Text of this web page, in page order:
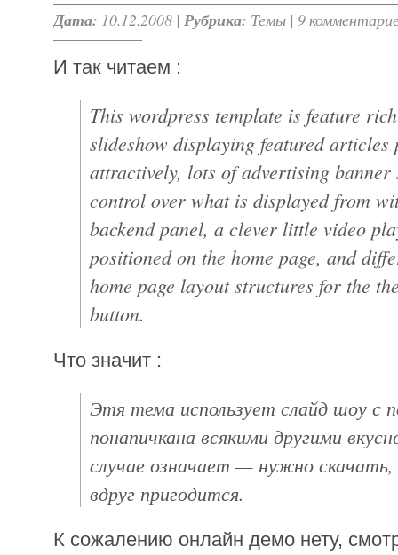
Дата: 10.12.2008 | Рубрика: Темы | 9
И так читаем :
This wordpress template is feature
slideshow displaying featured articles
attractively, lots of advertising banner
control over what is displayed from
backend panel, a clever little video
positioned on the home page, and
home page layout structures for the
button.
Что значит :
Этя тема использует слайд шоу с
понапичкана всякими другими
случае означает — нужно скачать,
вдруг пригодится.
К сожалению онлайн демо нету,